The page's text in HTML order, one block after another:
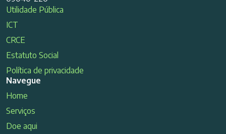
Utilidade Pública
ICT
CRCE
Estatuto Social
Política de privacidade
Navegue
Home
Serviços
Doe aqui